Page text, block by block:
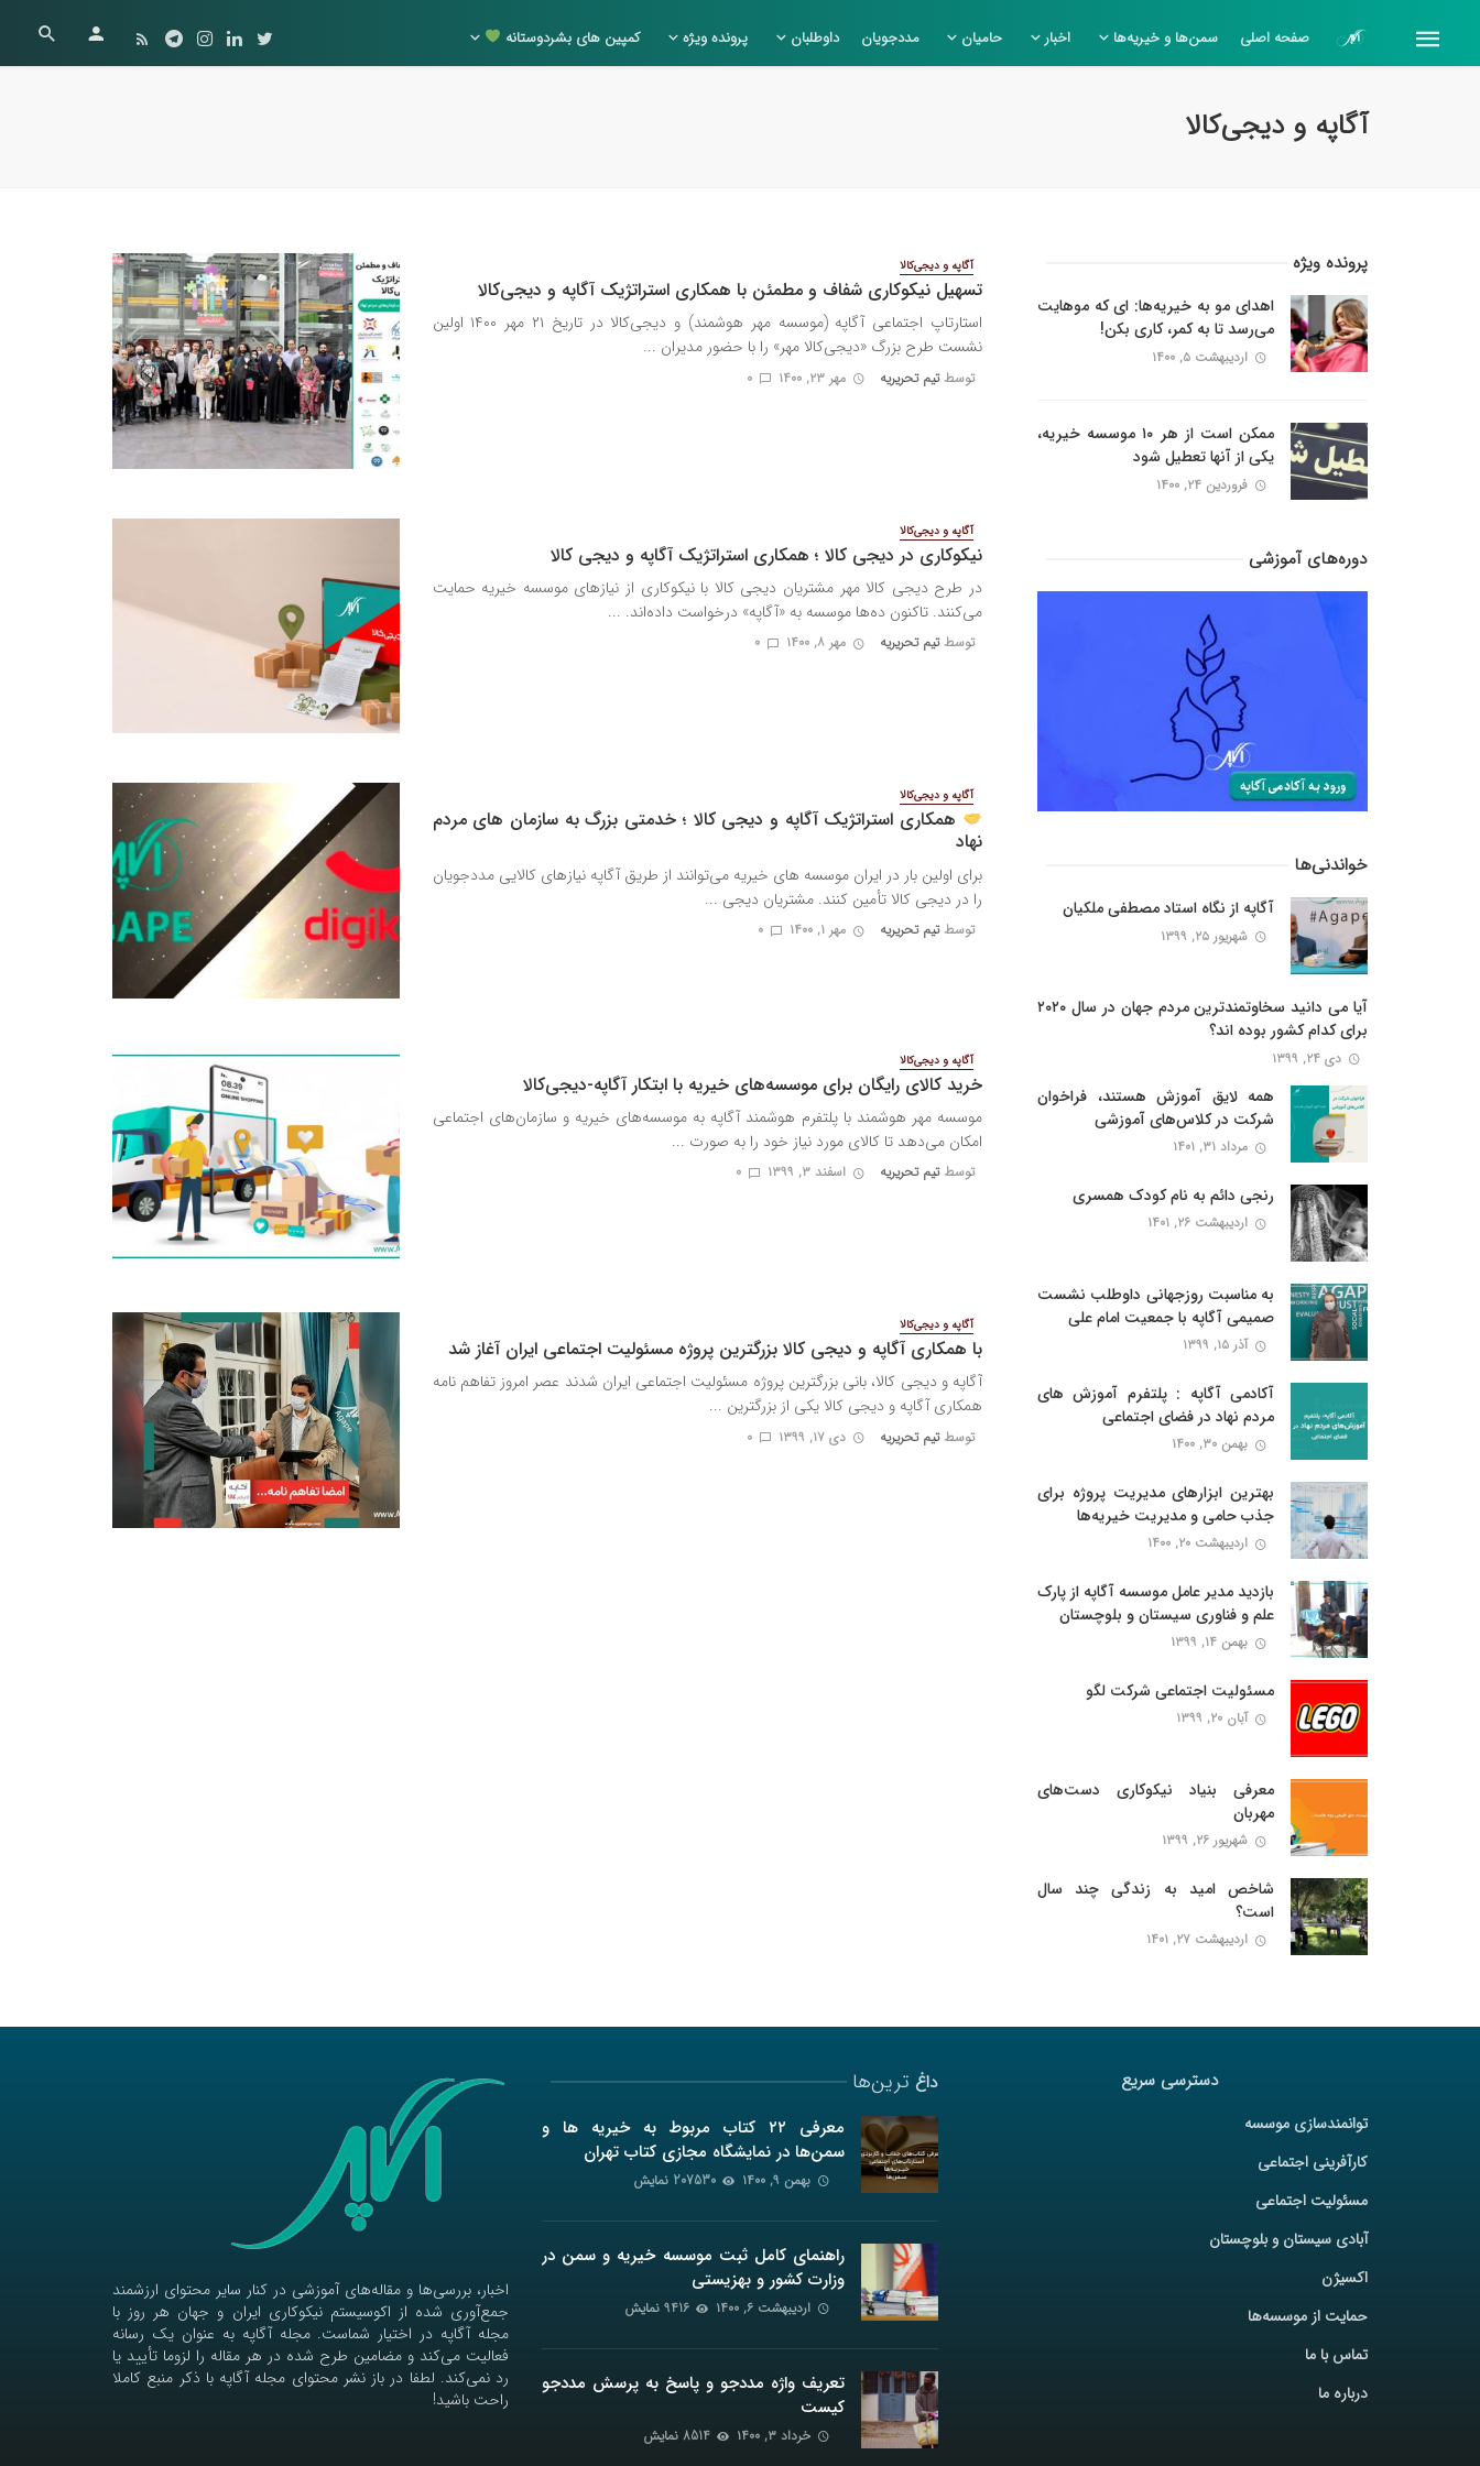
صفحه اصلی سمن‌ها و خیریه‌ها اخبار حامیان مددجویان داوطلبان پرونده ویژه کمپین های بشردوستانه
آگاپه و دیجی‌کالا
آگاپه و دیجی‌کالا
تسهیل نیکوکاری شفاف و مطمئن با همکاری استراتژیک آگاپه و دیجی‌کالا
استارتاپ اجتماعی آگاپه (موسسه مهر هوشمند) و دیجی‌کالا در تاریخ ۲۱ مهر ۱۴۰۰ اولین
نشست طرح بزرگ «دیجی‌کالا مهر» را با حضور مدیران ...
توسطتیم تحریریه مهر ۲۳, ۱۴۰۰ 0
آگاپه و دیجی‌کالا
نیکوکاری در دیجی کالا ؛ همکاری استراتژیک آگاپه و دیجی کالا
در طرح دیجی کالا مهر مشتریان دیجی کالا با نیکوکاری از نیازهای موسسه خیریه حمایت
می‌کنند. تاکنون ده‌ها موسسه به «آگاپه» درخواست داده‌اند. ...
توسطتیم تحریریه مهر ۸, ۱۴۰۰ 0
آگاپه و دیجی‌کالا
همکاری استراتژیک آگاپه و دیجی کالا ؛ خدمتی بزرگ به سازمان های مردم
نهاد
برای اولین بار در ایران موسسه های خیریه می‌توانند از طریق آگاپه نیازهای کالایی مددجویان
را در دیجی کالا تأمین کنند. مشتریان دیجی ...
توسطتیم تحریریه مهر ۱, ۱۴۰۰ 0
آگاپه و دیجی‌کالا
خرید کالای رایگان برای موسسه‌های خیریه با ابتکار آگاپه-دیجی‌کالا
موسسه مهر هوشمند با پلتفرم هوشمند آگاپه به موسسه‌های خیریه و سازمان‌های اجتماعی
امکان می‌دهد تا کالای مورد نیاز خود را به صورت ...
توسطتیم تحریریه اسفند ۳, ۱۳۹۹ 0
آگاپه و دیجی‌کالا
با همکاری آگاپه و دیجی کالا بزرگترین پروژه مسئولیت اجتماعی ایران آغاز شد
آگاپه و دیجی کالا، بانی بزرگترین پروژه مسئولیت اجتماعی ایران شدند عصر امروز تفاهم نامه
همکاری آگاپه و دیجی کالا یکی از بزرگترین ...
توسطتیم تحریریه دی ۱۷, ۱۳۹۹ 0
پرونده ویژه
اهدای مو به خیریه‌ها: ای که موهایت
می‌رسد تا به کمر، کاری بکن!
اردیبهشت ۵, ۱۴۰۰
ممکن است از هر ۱۰ موسسه خیریه،
یکی از آنها تعطیل شود
فروردین ۲۴, ۱۴۰۰
دوره‌های آموزشی
خواندنی‌ها
آگاپه از نگاه استاد مصطفی ملکیان
شهریور ۲۵, ۱۳۹۹
آیا می دانید سخاوتمندترین مردم جهان در سال ۲۰۲۰
برای کدام کشور بوده اند؟
دی ۲۴, ۱۳۹۹
همه لایق آموزش هستند، فراخوان
شرکت در کلاس‌های آموزشی
مرداد ۳۱, ۱۴۰۱
رنجی دائم به نام کودک همسری
اردیبهشت ۲۶, ۱۴۰۱
به مناسبت روزجهانی داوطلب نشست
صمیمی آگاپه با جمعیت امام علی
آذر ۱۵, ۱۳۹۹
آکادمی آگاپه : پلتفرم آموزش های
مردم نهاد در فضای اجتماعی
بهمن ۳۰, ۱۴۰۰
بهترین ابزارهای مدیریت پروژه برای
جذب حامی و مدیریت خیریه‌ها
اردیبهشت ۲۰, ۱۴۰۰
بازدید مدیر عامل موسسه آگاپه از پارک
علم و فناوری سیستان و بلوچستان
بهمن ۱۴, ۱۳۹۹
مسئولیت اجتماعی شرکت لگو
آبان ۲۰, ۱۳۹۹
معرفی بنیاد نیکوکاری دست‌های
مهربان
شهریور ۲۶, ۱۳۹۹
شاخص امید به زندگی چند سال
است؟
اردیبهشت ۲۷, ۱۴۰۱
اخبار، بررسی‌ها و مقاله‌های آموزشی در کنار سایر محتوای ارزشمند
جمع‌آوری شده از اکوسیستم نیکوکاری ایران و جهان هر روز با
مجله آگاپه در اختیار شماست. مجله آگاپه به عنوان یک رسانه
فعالیت می‌کند و مضامین طرح شده در هر مقاله را لزوما تأیید یا
رد نمی‌کند. لطفا در باز نشر محتوای مجله آگاپه با ذکر منبع کاملا
راحت باشید!
داغ ترین‌ها
معرفی ۲۲ کتاب مربوط به خیریه ها و
سمن‌ها در نمایشگاه مجازی کتاب تهران
بهمن ۹, ۱۴۰۰ 207530 نمایش
راهنمای کامل ثبت موسسه خیریه و سمن در
وزارت کشور و بهزیستی
اردیبهشت ۶, ۱۴۰۰ 9416 نمایش
تعریف واژه مددجو و پاسخ به پرسش مددجو
کیست
خرداد ۳, ۱۴۰۰ 8514 نمایش
دسترسی سریع
توانمندسازی موسسه
کارآفرینی اجتماعی
مسئولیت اجتماعی
آبادی سیستان و بلوچستان
اکسیژن
حمایت از موسسه‌ها
تماس با ما
درباره ما